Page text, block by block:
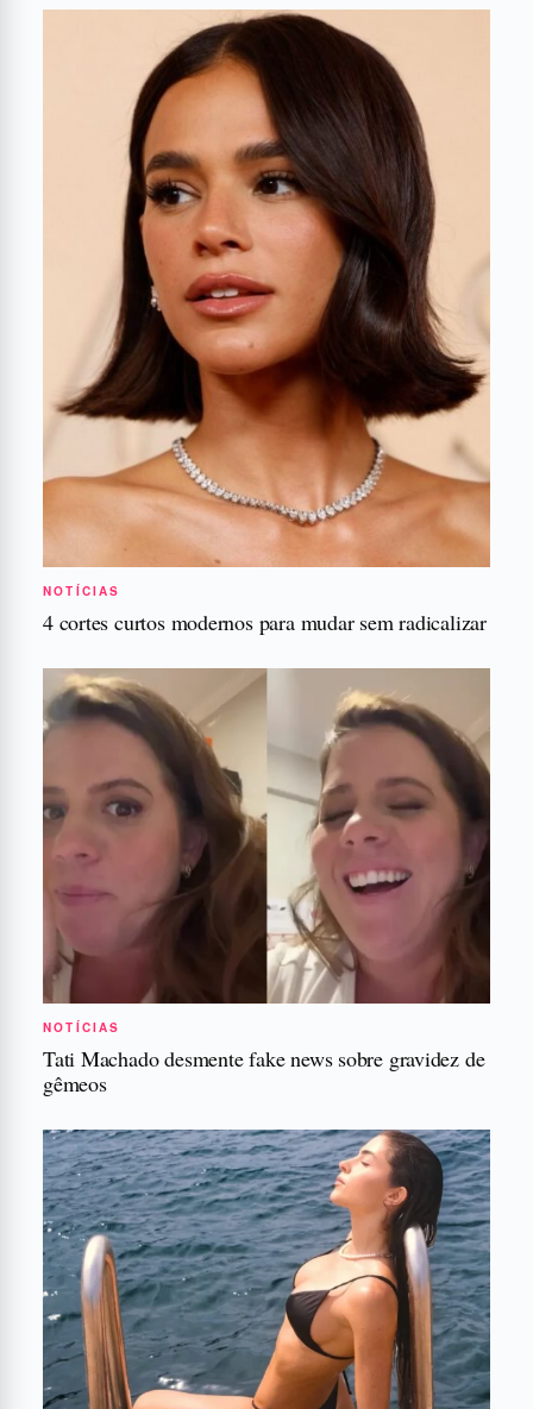
NOTÍCIAS
4 cortes curtos modernos para mudar sem radicalizar
NOTÍCIAS
Tati Machado desmente fake news sobre gravidez de
gêmeos